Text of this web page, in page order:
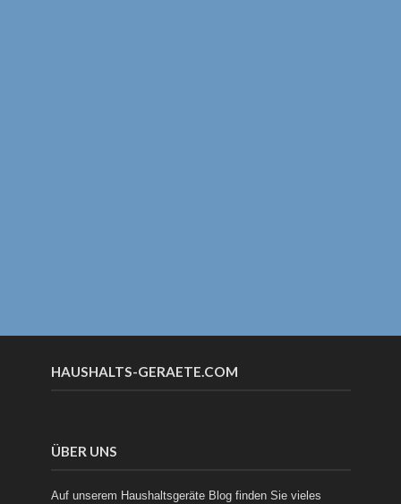
HAUSHALTS-GERAETE.COM
ÜBER UNS
Auf unserem Haushaltsgeräte Blog finden Sie vieles